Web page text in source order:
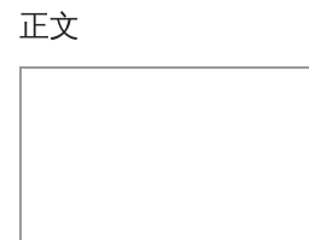
正文